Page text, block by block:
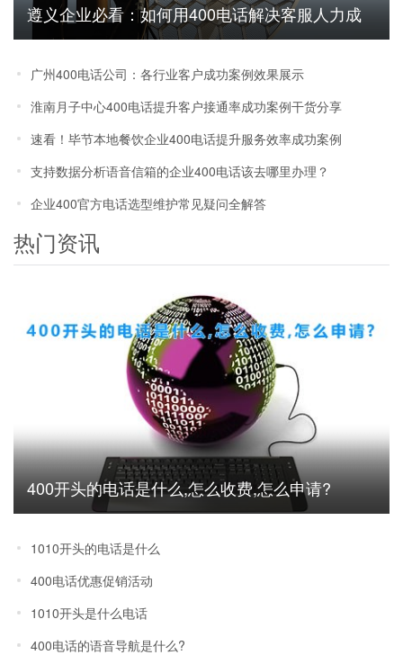
遵义企业必看：如何用400电话解决客服人力成
本高问题
广州400电话公司：各行业客户成功案例效果展示
淮南月子中心400电话提升客户接通率成功案例干货分享
速看！毕节本地餐饮企业400电话提升服务效率成功案例
支持数据分析语音信箱的企业400电话该去哪里办理？
企业400官方电话选型维护常见疑问全解答
热门资讯
400开头的电话是什么,怎么收费,怎么申请?
1010开头的电话是什么
400电话优惠促销活动
1010开头是什么电话
400电话的语音导航是什么?